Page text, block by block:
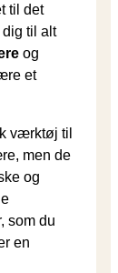
til det
til alt
og
et
værktøj til
men de
og
som du
en